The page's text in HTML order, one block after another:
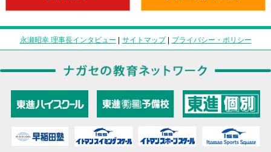
永瀬昭幸 理事長インタビュー | サイトマップ| プライバシー・ポリシー